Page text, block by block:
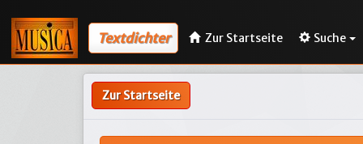
Textdichter Zur Startseite Suche
Zur Startseite